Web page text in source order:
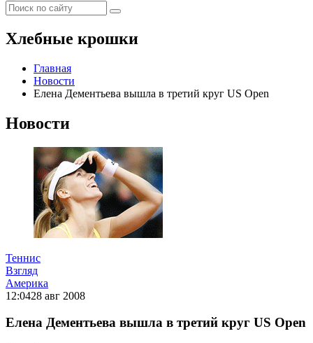
Хлебные крошки
Главная
Новости
Елена Дементьева вышла в третий круг US Open
Новости
Теннис
Взгляд
Америка
12:0428 авг 2008
Елена Дементьева вышла в третий круг US Open